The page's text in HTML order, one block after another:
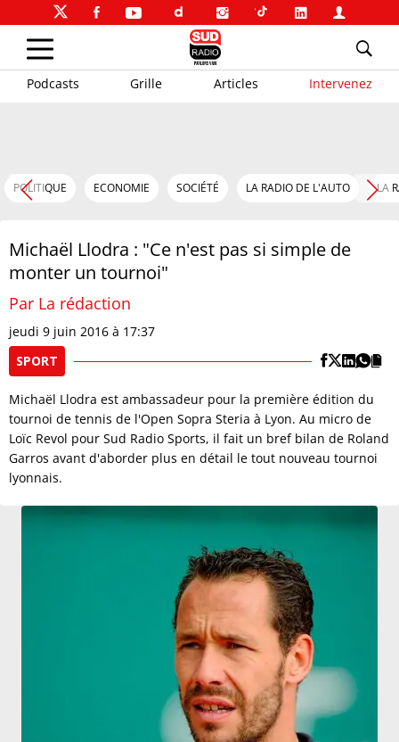
Podcasts Grille Articles Intervenez
POLITIQUE ECONOMIE SOCIÉTÉ LA RADIO DE L'AUTO LA
Michaël Llodra : "Ce n'est pas si simple de
monter un tournoi"
Par La rédaction
jeudi 9 juin 2016 à 17:37
SPORT
Michaël Llodra est ambassadeur pour la première édition du
tournoi de tennis de l'Open Sopra Steria à Lyon. Au micro de
Loïc Revol pour Sud Radio Sports, il fait un bref bilan de Roland
Garros avant d'aborder plus en détail le tout nouveau tournoi
lyonnais.